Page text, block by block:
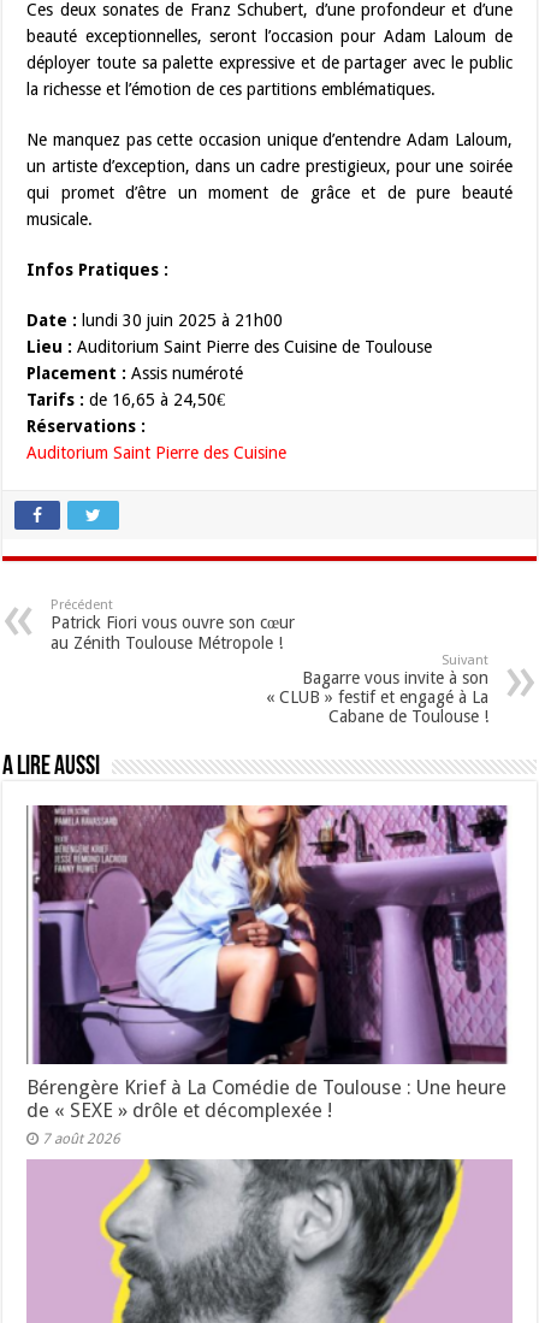
Ces deux sonates de Franz Schubert, d’une profondeur et d’une
beauté exceptionnelles, seront l’occasion pour Adam Laloum de
déployer toute sa palette expressive et de partager avec le public
la richesse et l’émotion de ces partitions emblématiques.
Ne manquez pas cette occasion unique d’entendre Adam Laloum,
un artiste d’exception, dans un cadre prestigieux, pour une soirée
qui promet d’être un moment de grâce et de pure beauté
musicale.
Infos Pratiques :
Date : lundi 30 juin 2025 à 21h00
Lieu : Auditorium Saint Pierre des Cuisine de Toulouse
Placement : Assis numéroté
Tarifs :de 16,65 à 24,50€
Réservations :
Auditorium Saint Pierre des Cuisine
Précédent
Patrick Fiori vous ouvre son cœur
au Zénith Toulouse Métropole !
Suivant
Bagarre vous invite à son
« CLUB » festif et engagé à La
Cabane de Toulouse !
A lire aussi
Bérengère Krief à La Comédie de Toulouse : Une heure
de « SEXE » drôle et décomplexée !
7 août 2026